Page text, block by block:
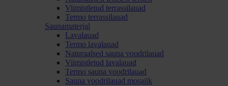
Viimistletud terrassilauad
Termo terrassilauad
Saunamaterjal
Lavalauad
Termo lavalauad
Naturaalsed sauna voodrilauad
Viimistletud lavalauad
Termo sauna voodrilauad
Sauna voodrilauad mosaiik